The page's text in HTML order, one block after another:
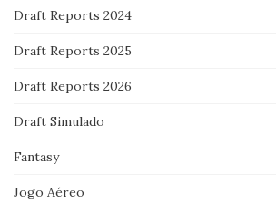
Draft Reports 2024
Draft Reports 2025
Draft Reports 2026
Draft Simulado
Fantasy
Jogo Aéreo